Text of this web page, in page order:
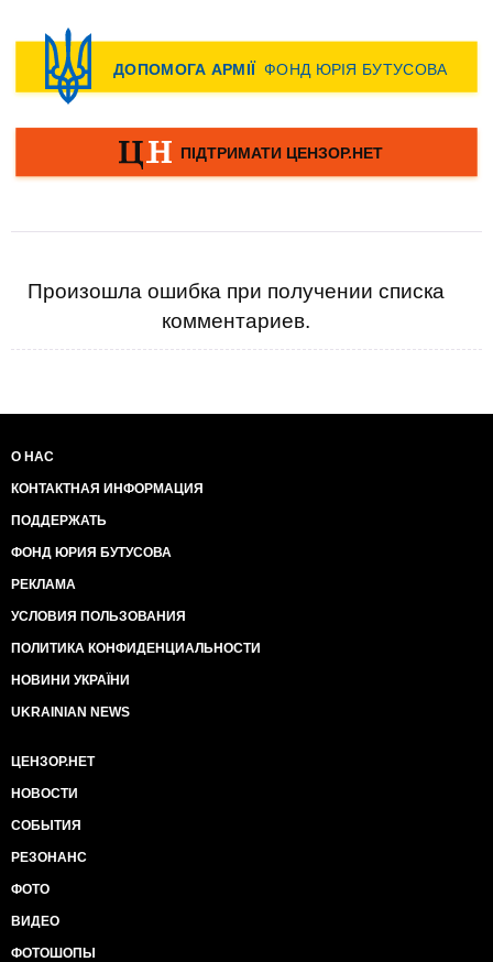
Произошла ошибка при получении списка
комментариев.
О НАС
КОНТАКТНАЯ ИНФОРМАЦИЯ
ПОДДЕРЖАТЬ
ФОНД ЮРИЯ БУТУСОВА
РЕКЛАМА
УСЛОВИЯ ПОЛЬЗОВАНИЯ
ПОЛИТИКА КОНФИДЕНЦИАЛЬНОСТИ
НОВИНИ УКРАЇНИ
UKRAINIAN NEWS
ЦЕНЗОР.НЕТ
НОВОСТИ
СОБЫТИЯ
РЕЗОНАНС
ФОТО
ВИДЕО
ФОТОШОПЫ